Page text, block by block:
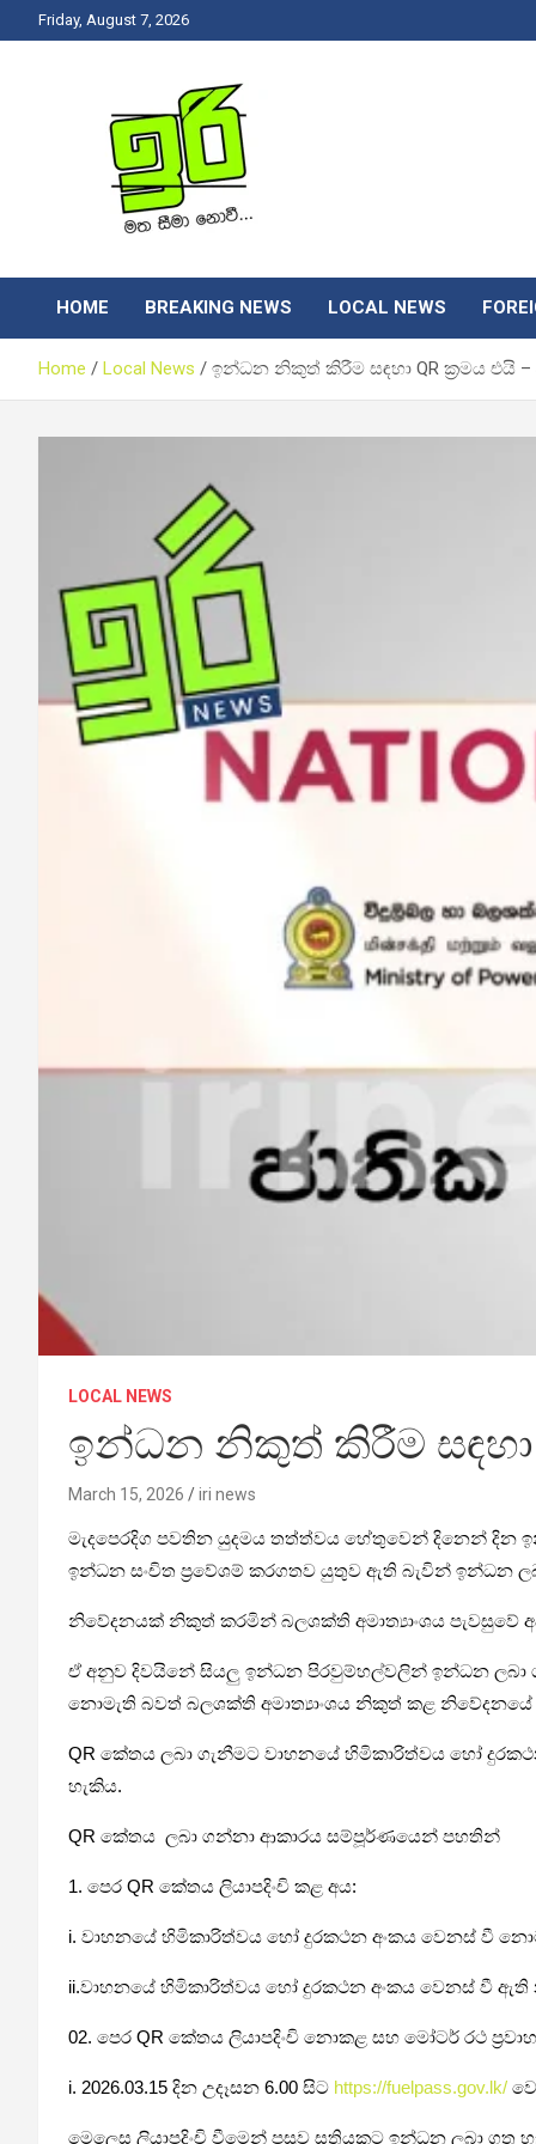
to
Friday, August 7, 2026
Iri News
HOME BREAKING NEWS LOCAL NEWS
Home Local News ඉන්ධන නිකුත් කිරීම සඳහා QR ක්‍රමය එයි –
LOCAL NEWS
ඉන්ධන නිකුත් කිරීම සඳහා
March 15, 2026 iri news
මැදපෙරදිග පවතින යුදමය තත්ත්වය හේතුවෙන් දිනෙන් දින
ඉන්ධන සංචිත ප්‍රවේශම් කරගතව යුතුව ඇති බැවින් ඉන්ධන
නිවේදනයක් නිකුත් කරමින් බලශක්ති අමාත්‍යාංශය පැවසුවේ
ඒ අනුව දිවයිනේ සියලු ඉන්ධන පිරවුම්හල්වලින් ඉන්ධන ලබා
නොමැති බවත් බලශක්ති අමාත්‍යාංශය නිකුත් කළ
QR කේතය ලබා ගැනීමට වාහනයේ හිමිකාරිත්වය හෝ
හැකිය.
QR කේතය ලබා ගන්නා ආකාරය සම්පූර්ණයෙන් පහතින්
1. පෙර QR කේතය ලියාපදිංචි කළ අය:
i. වාහනයේ හිමිකාරිත්වය හෝ දුරකථන අංකය වෙනස් වී
ii.වාහනයේ හිමිකාරිත්වය හෝ දුරකථන අංකය වෙනස් වී ඇති
02. පෙර QR කේතය ලියාපදිංචි නොකළ සහ මෝටර් රථ
i. 2026.03.15 දින උදෑසන 6.00 සිට https://fuelpass.gov.lk/
මෙලෙස ලියාපදිංචි වීමෙන් පසුව සතියකට ඉන්ධන ලබා ගත